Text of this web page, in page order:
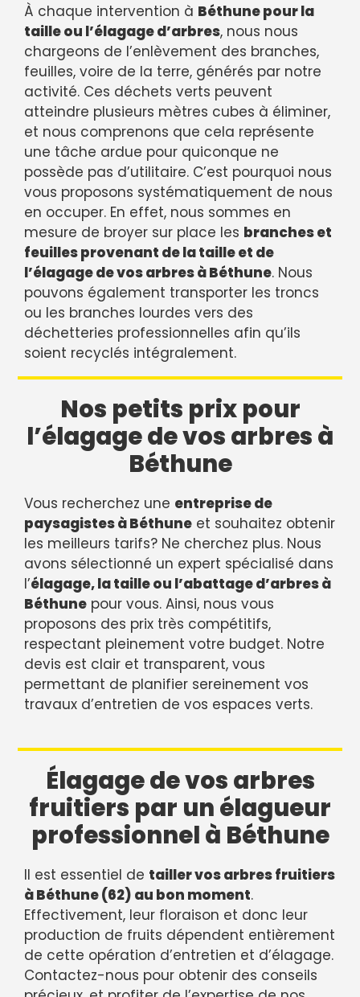
À chaque intervention à Béthune pour la
taille ou l’élagage d’arbres, nous nous
chargeons de l’enlèvement des branches,
feuilles, voire de la terre, générés par notre
activité. Ces déchets verts peuvent
atteindre plusieurs mètres cubes à éliminer,
et nous comprenons que cela représente
une tâche ardue pour quiconque ne
possède pas d’utilitaire. C’est pourquoi nous
vous proposons systématiquement de nous
en occuper. En effet, nous sommes en
mesure de broyer sur place les branches et
feuilles provenant de la taille et de
l’élagage de vos arbres à Béthune. Nous
pouvons également transporter les troncs
ou les branches lourdes vers des
déchetteries professionnelles afin qu’ils
soient recyclés intégralement.
Nos petits prix pour
l’élagage de vos arbres à
Béthune
Vous recherchez une entreprise de
paysagistes à Béthune et souhaitez obtenir
les meilleurs tarifs? Ne cherchez plus. Nous
avons sélectionné un expert spécialisé dans
l’élagage, la taille ou l’abattage d’arbres à
Béthune pour vous. Ainsi, nous vous
proposons des prix très compétitifs,
respectant pleinement votre budget. Notre
devis est clair et transparent, vous
permettant de planifier sereinement vos
travaux d’entretien de vos espaces verts.
Élagage de vos arbres
fruitiers par un élagueur
professionnel à Béthune
Il est essentiel de tailler vos arbres fruitiers
à Béthune (62) au bon moment.
Effectivement, leur floraison et donc leur
production de fruits dépendent entièrement
de cette opération d’entretien et d’élagage.
Contactez-nous pour obtenir des conseils